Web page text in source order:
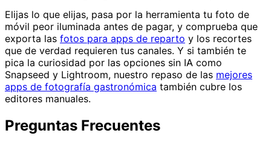
Elijas lo que elijas, pasa por la herramienta tu foto de
móvil peor iluminada antes de pagar, y comprueba que
exporta las fotos para apps de reparto y los recortes
que de verdad requieren tus canales. Y si también te
pica la curiosidad por las opciones sin IA como
Snapseed y Lightroom, nuestro repaso de las mejores
apps de fotografía gastronómica también cubre los
editores manuales.
Preguntas Frecuentes